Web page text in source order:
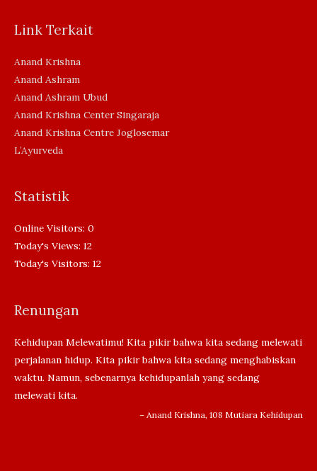
Link Terkait
Anand Krishna
Anand Ashram
Anand Ashram Ubud
Anand Krishna Center Singaraja
Anand Krishna Centre Joglosemar
L’Ayurveda
Statistik
Online Visitors: 0
Today's Views: 12
Today's Visitors: 12
Renungan
Kehidupan Melewatimu! Kita pikir bahwa kita sedang melewati
perjalanan hidup. Kita pikir bahwa kita sedang menghabiskan
waktu. Namun, sebenarnya kehidupanlah yang sedang
melewati kita.
– Anand Krishna, 108 Mutiara Kehidupan